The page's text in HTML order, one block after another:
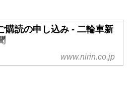
購読の申し込み - 二輪車新
www.nirin.co.jp